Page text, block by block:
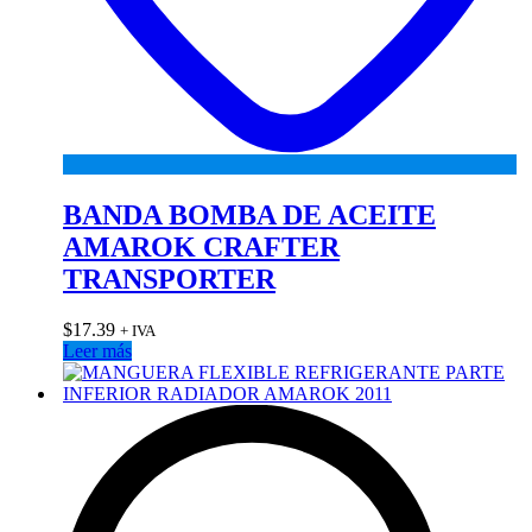
BANDA BOMBA DE ACEITE
AMAROK CRAFTER
TRANSPORTER
$17.39 + IVA
Leer más